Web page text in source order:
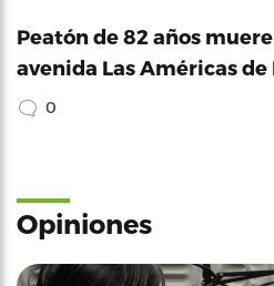
Peatón de 82 años
avenida Las Américas de
0
Opiniones